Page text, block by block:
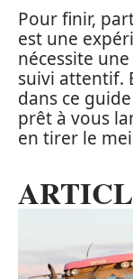
Pour finir,
est une
nécessite
suivi attentif.
dans ce
prêt à vous
en tirer le